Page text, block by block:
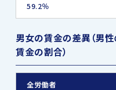
情報セキュリティスペシャリス
基本情報技術者
応用情報技術者
情報処理技術者
59.2％
男女の賃金の差異（男
賃金の割合）
全労働者